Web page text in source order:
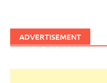
ADVERTISEMENT